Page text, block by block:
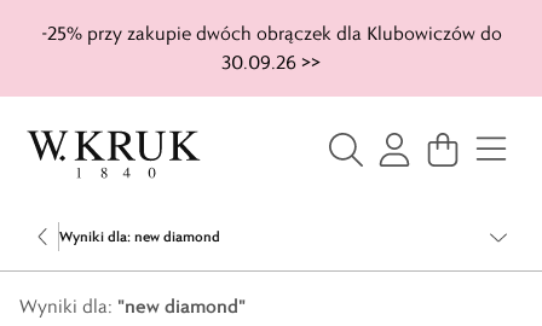
-25% przy zakupie dwóch obrączek dla Klubowiczów do
30.09.26 >>
Wyniki dla: new diamond
Wyniki dla: "new diamond"